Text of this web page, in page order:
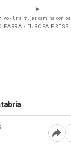
- Una mujer camina con
PARRA - EUROPA PRESS